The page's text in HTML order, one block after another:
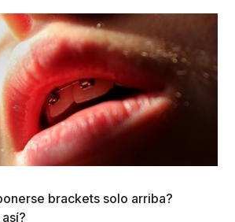
brackets solo arriba?